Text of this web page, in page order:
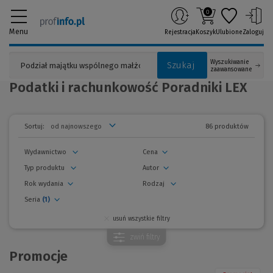
Menu
Szukaj
Wyszukiwanie
zaawansowane
Rejestracja
0
KoszykUlubioneZaloguj
Podatki i rachunkowość Poradniki LEX
Sortuj: 86 produktów
Wydawnictwo
Rodzaj
Autor
Seria (1)
Cena
Rok wydania
Typ produktu
usuń wszystkie filtry
zwiń filtry
Promocje